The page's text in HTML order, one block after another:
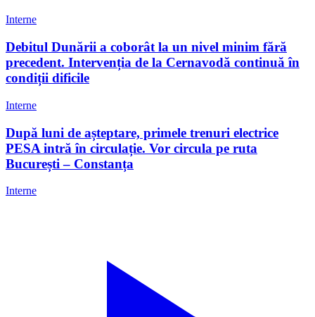
Interne
Debitul Dunării a coborât la un nivel minim fără
precedent. Intervenția de la Cernavodă continuă în
condiții dificile
Interne
După luni de așteptare, primele trenuri electrice
PESA intră în circulație. Vor circula pe ruta
București – Constanța
Interne